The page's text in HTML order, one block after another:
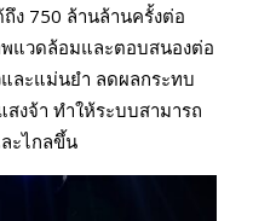
ง 750 ล้านล้านครั้งต่อ
พแวดล้อมและตอบสนองต่อ
ละแม่นยำ ลดผลกระทบ
งจ้า ทำให้ระบบสามารถ
ะไกลขึ้น